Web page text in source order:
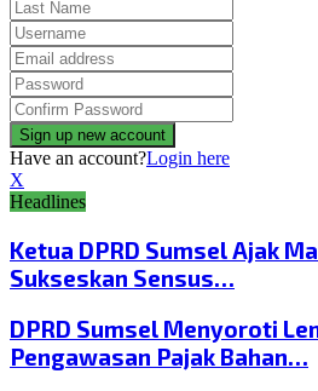
Have an account?Login here
X
Headlines
Ketua DPRD Sumsel Ajak
Sukseskan Sensus…
DPRD Sumsel Menyoroti
Pengawasan Pajak Bahan…